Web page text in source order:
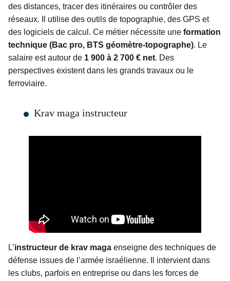
des distances, tracer des itinéraires ou contrôler des
réseaux. Il utilise des outils de topographie, des GPS et
des logiciels de calcul. Ce métier nécessite une formation
technique (Bac pro, BTS géomètre-topographe). Le
salaire est autour de 1 900 à 2 700 € net. Des
perspectives existent dans les grands travaux ou le
ferroviaire.
Krav maga instructeur
L’instructeur de krav maga enseigne des techniques de
défense issues de l’armée israélienne. Il intervient dans
les clubs, parfois en entreprise ou dans les forces de